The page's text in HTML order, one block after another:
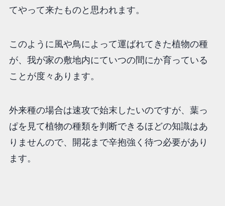
てやって来たものと思われます。
このように風や鳥によって運ばれてきた植物の種
が、我が家の敷地内にていつの間にか育っている
ことが度々あります。
外来種の場合は速攻で始末したいのですが、葉っ
ぱを見て植物の種類を判断できるほどの知識はあ
りませんので、開花まで辛抱強く待つ必要があり
ます。